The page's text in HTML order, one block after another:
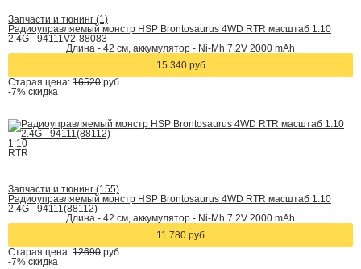
Запчасти и тюнинг (1)
Радиоуправляемый монстр HSP Brontosaurus 4WD RTR масштаб 1:10
2.4G - 94111V2-88083
Длина - 42 cм, аккумулятор - Ni-Mh 7.2V 2000 mAh
15 340 руб.
Старая цена: 16520 руб.
-7% скидка
1:10
RTR
Запчасти и тюнинг (155)
Радиоуправляемый монстр HSP Brontosaurus 4WD RTR масштаб 1:10
2.4G - 94111(88112)
Длина - 42 cм, аккумулятор - Ni-Mh 7.2V 2000 mAh
11 780 руб.
Старая цена: 12690 руб.
-7% скидка